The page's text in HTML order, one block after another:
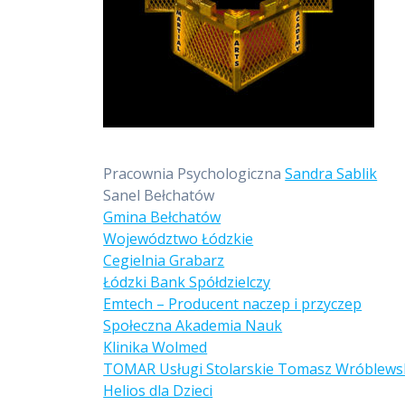
Pracownia PsychologicznaSandra Sablik
Sanel Bełchatów
Gmina Bełchatów
Województwo Łódzkie
Cegielnia Grabarz
Łódzki Bank Spółdzielczy
Emtech – Producent naczep i przyczep
Społeczna Akademia Nauk
Klinika Wolmed
TOMAR Usługi Stolarskie Tomasz
Helios dla Dzieci